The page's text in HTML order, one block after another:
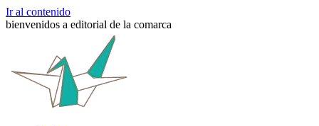
Ir al contenido
bienvenidos a editorial de la comarca